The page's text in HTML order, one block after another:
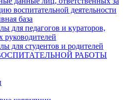
воспитательной деятельности
база
для педагогов и кураторов,
руководителей
для студентов и родителей
РАБОТЫ